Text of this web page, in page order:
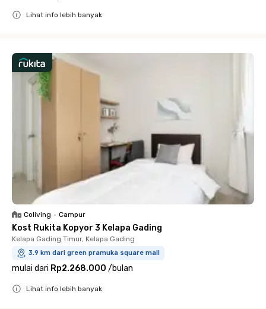
Lihat info lebih banyak
Coliving • Campur
Kost Rukita Kopyor 3 Kelapa Gading
Kelapa Gading Timur, Kelapa Gading
3.9 km dari green pramuka square mall
mulai dari Rp2.268.000 /bulan
Lihat info lebih banyak